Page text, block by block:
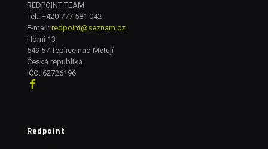
REDPOINT TEAM
Tel.: +420 777 581 042
E-mail: redpoint@seznam.cz
Horní 13
549 57 Teplice nad Metují
Česká republika
IČO: 62726196
Redpoint